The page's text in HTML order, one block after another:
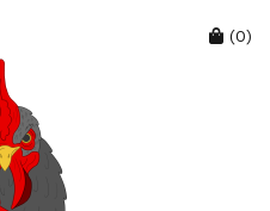
Cart
(0)